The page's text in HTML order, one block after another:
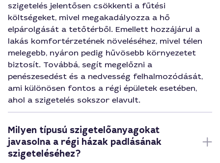
szigetelés jelentősen csökkenti a fűtési
költségeket, mivel megakadályozza a hő
elpárolgását a tetőtérből. Emellett hozzájárul a
lakás komfortérzetének növeléséhez, mivel télen
melegebb, nyáron pedig hűvösebb környezetet
biztosít. Továbbá, segít megelőzni a
penészesedést és a nedvesség felhalmozódását,
ami különösen fontos a régi épületek esetében,
ahol a szigetelés sokszor elavult.
Milyen típusú szigetelőanyagokat
javasolna a régi házak padlásának
szigeteléséhez?